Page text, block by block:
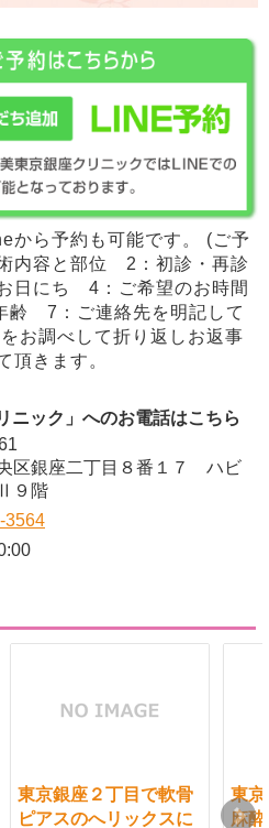
ら予約も可能です。 (ご予
内容と部位 2：初診・再診
日にち 4：ご希望のお時間
7：ご連絡先を明記して
お調べして折り返しお返事
頂きます。
ニック」へのお電話はこちら
区銀座二丁目８番１７ ハビ
９階
3564
東京銀座２丁目で軟骨
ピアスのへリックスに
東
麻